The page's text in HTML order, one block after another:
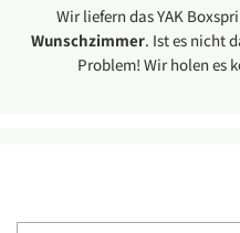
Wir liefern das YAK
Wunschzimmer. Ist es nicht
Problem! Wir holen es